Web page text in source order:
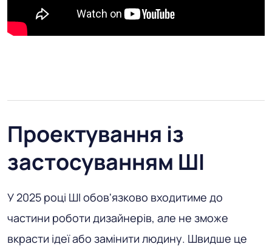
Проектування із
застосуванням ШІ
У 2025 році ШІ обов'язково входитиме до
частини роботи дизайнерів, але не зможе
вкрасти ідеї або замінити людину. Швидше це